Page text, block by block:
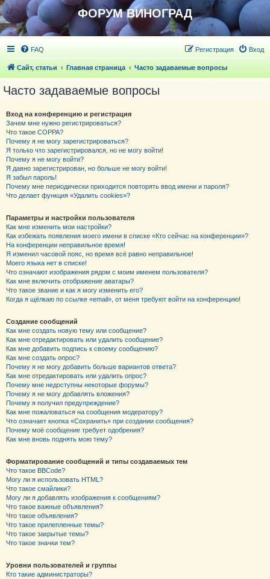
ФОРУМ ВИНОГРАД
FAQ Вход
Регистрация
Сайт, статьи Главная страница Часто задаваемые вопросы
Часто задаваемые вопросы
Вход на конференцию и регистрация
Зачем мне нужно регистрироваться?
Что такое COPPA?
Почему я не могу зарегистрироваться?
Я только что зарегистрировался, но не могу войти!
Почему я не могу войти?
Я давно зарегистрирован, но больше не могу войти!
Я забыл пароль!
Почему мне периодически приходится повторять ввод имени и пароля?
Что делает функция «Удалить cookies»?
Параметры и настройки пользователя
Как мне изменить мои настройки?
Как избежать появления моего имени в списке «Кто сейчас на конференции»?
На конференции неправильное время!
Я изменил часовой пояс, но время всё равно неправильное!
Моего языка нет в списке!
Что означают изображения рядом с моим именем пользователя?
Как мне включить отображение аватары?
Что такое звание и как я могу изменить его?
Когда я щёлкаю по ссылке «email», от меня требуют войти на конференцию!
Создание сообщений
Как мне создать новую тему или сообщение?
Как мне отредактировать или удалить сообщение?
Как мне добавить подпись к своему сообщению?
Как мне создать опрос?
Почему я не могу добавить больше вариантов ответа?
Как мне отредактировать или удалить опрос?
Почему мне недоступны некоторые форумы?
Почему я не могу добавлять вложения?
Почему я получил предупреждение?
Как мне пожаловаться на сообщения модератору?
Что означает кнопка «Сохранить» при создании сообщения?
Почему моё сообщение требует одобрения?
Как мне вновь поднять мою тему?
Форматирование сообщений и типы создаваемых тем
Что такое BBCode?
Могу ли я использовать HTML?
Что такое смайлики?
Могу ли я добавлять изображения к сообщениям?
Что такое важные объявления?
Что такое объявления?
Что такое прилепленные темы?
Что такое закрытые темы?
Что такое значки тем?
Уровни пользователей и группы
Кто такие администраторы?